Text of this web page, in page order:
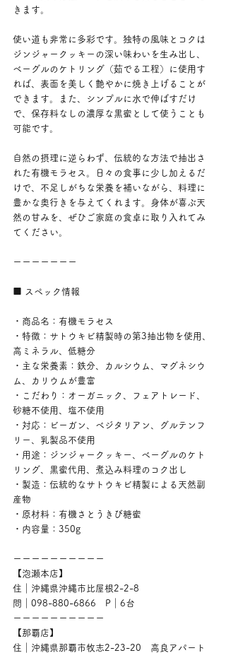
きます。
使い道も非常に多彩です。独特の風味とコクは
ジンジャークッキーの深い味わいを生み出し、
ベーグルのケトリング（茹でる工程）に使用す
れば、表面を美しく艶やかに焼き上げることが
できます。また、シンプルに水で伸ばすだけ
で、保存料なしの濃厚な黒蜜として使うことも
可能です。
自然の摂理に逆らわず、伝統的な方法で抽出さ
れた有機モラセス。日々の食事に少し加えるだ
けで、不足しがちな栄養を補いながら、料理に
豊かな奥行きを与えてくれます。身体が喜ぶ天
然の甘みを、ぜひご家庭の食卓に取り入れてみ
てください。
ーーーーーーー
■ スペック情報
・商品名：有機モラセス
・特徴：サトウキビ精製時の第3抽出物を使用、
高ミネラル、低糖分
・主な栄養素：鉄分、カルシウム、マグネシウ
ム、カリウムが豊富
・こだわり：オーガニック、フェアトレード、
砂糖不使用、塩不使用
・対応：ビーガン、ベジタリアン、グルテンフ
リー、乳製品不使用
・用途：ジンジャークッキー、ベーグルのケト
リング、黒蜜代用、煮込み料理のコク出し
・製造：伝統的なサトウキビ精製による天然副
産物
・原材料：有機さとうきび糖蜜
・内容量：350g
ーーーーーーーーーー
【泡瀬本店】
住｜沖縄県沖縄市比屋根2-2-8
問｜098-880-6866　P｜6台
ーーーーーーーーーー
【那覇店】
住｜沖縄県那覇市牧志2-23-20　高良アパート